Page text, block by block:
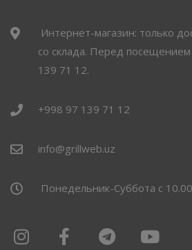
Интернет-магазин: только
со склада. Перед
139 71 12.
+998 97 139 71 12
info@grillweb.uz
Понедельник-Суббота с